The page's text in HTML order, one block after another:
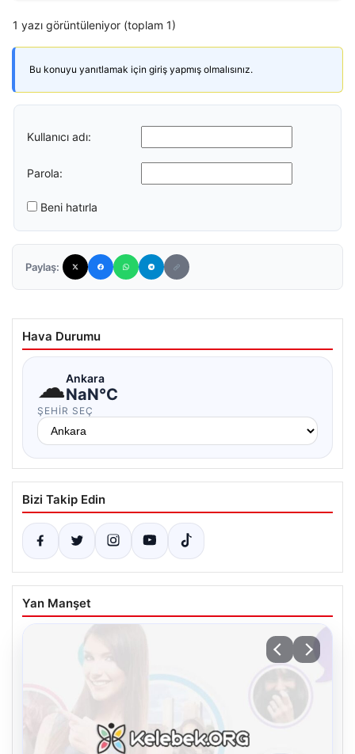
1 yazı görüntüleniyor (toplam 1)
Bu konuyu yanıtlamak için giriş yapmış olmalısınız.
Kullanıcı adı:
Parola:
Beni hatırla
Paylaş:
Hava Durumu
☁Ankara
NaN°C
ŞEHIR SEÇ
Bizi Takip Edin
Yan Manşet